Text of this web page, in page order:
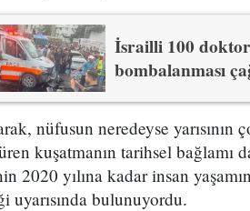
İsrailli 100
bombalanması
nüfusun neredeyse
kuşatmanın tarihsel bağlamı
2020 yılına kadar insan
uyarısında bulunuyordu.